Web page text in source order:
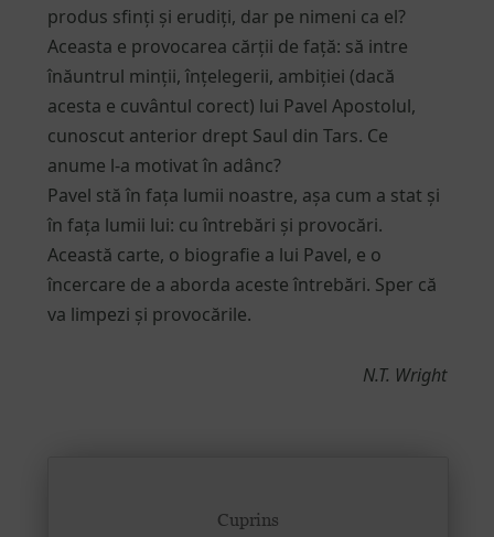
produs sfinți și erudiți, dar pe nimeni ca el?
Aceasta e provocarea cărții de față: să intre
înăuntrul minții, înțelegerii, ambiției (dacă
acesta e cuvântul corect) lui Pavel Apostolul,
cunoscut anterior drept Saul din Tars. Ce
anume l-a motivat în adânc?
Pavel stă în fața lumii noastre, așa cum a stat și
în fața lumii lui: cu întrebări și provocări.
Această carte, o biografie a lui Pavel, e o
încercare de a aborda aceste întrebări. Sper că
va limpezi și provocările.
N.T. Wright